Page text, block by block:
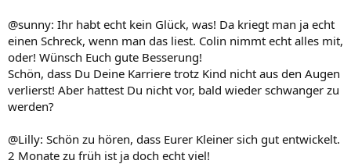
@sunny: Ihr habt echt kein Glück, was! Da kriegt man ja echt
einen Schreck, wenn man das liest. Colin nimmt echt alles mit,
oder! Wünsch Euch gute Besserung!
Schön, dass Du Deine Karriere trotz Kind nicht aus den Augen
verlierst! Aber hattest Du nicht vor, bald wieder schwanger zu
werden?
@Lilly: Schön zu hören, dass Eurer Kleiner sich gut entwickelt.
2 Monate zu früh ist ja doch echt viel!